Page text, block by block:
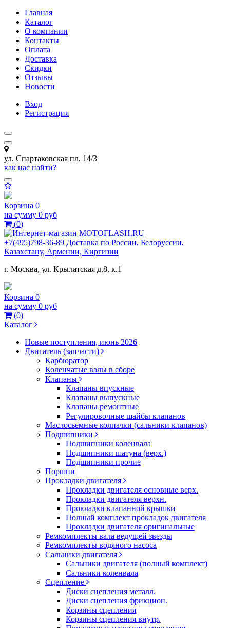
Главная
Каталог
О компании
Контакты
Оплата
Доставка
Скидки
Отзывы
Новости
Вход
Регистрация
ул. Спартаковская пл. 14/3
как нас найти?
Корзина 0
на сумму 0 руб
(0)
+7(495)798-36-89 Доставка по России, Белоруссии,
Казахстану, Армении, Киргизии
г. Москва, ул. Крылатская д.8, к.1
Корзина 0
на сумму 0 руб
(0)
Каталог
Новые поступления, июнь 2026
Двигатель (запчасти)
Карбюратор
Коленчатые валы в сборе
Клапаны
Клапаны впускные
Клапаны выпускные
Клапаны ремонтные
Регулировочные шайбы клапанов
Маслосьемные колпачки (сальники клапанов)
Подшипники
Подшипники коленвала
Подшипники шатуна (верх.)
Подшипники прочие
Поршни
Прокладки двигателя
Прокладки двигателя основные верх.
Прокладки двигателя верхн.
Прокладки клапанной крышки
Полный комплект прокладок двигателя
Прокладки двигателя оригинальные
Ремкомплекты вала ведущей звезды
Ремкомплекты водяного насоса
Сальники двигателя
Сальники двигателя (полный комплект)
Сальники коленвала
Сцепление
Диски сцепления металл.
Диски сцепления фрикцион.
Корзины сцепления
Корзины сцепления внутр.